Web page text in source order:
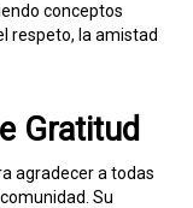
conceptos
respeto, la amistad
Gratitud
agradecer a todas
Su